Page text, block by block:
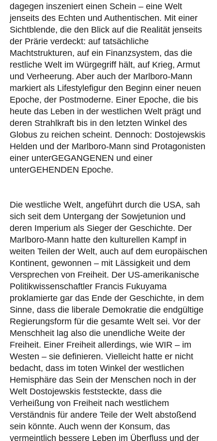
dagegen inszeniert einen Schein – eine Welt
jenseits des Echten und Authentischen. Mit einer
Sichtblende, die den Blick auf die Realität jenseits
der Prärie verdeckt: auf tatsächliche
Machtstrukturen, auf ein Finanzsystem, das die
restliche Welt im Würgegriff hält, auf Krieg, Armut
und Verheerung. Aber auch der Marlboro-Mann
markiert als Lifestylefigur den Beginn einer neuen
Epoche, der Postmoderne. Einer Epoche, die bis
heute das Leben in der westlichen Welt prägt und
deren Strahlkraft bis in den letzten Winkel des
Globus zu reichen scheint. Dennoch: Dostojewskis
Helden und der Marlboro-Mann sind Protagonisten
einer unterGEGANGENEN und einer
unterGEHENDEN Epoche.
Die westliche Welt, angeführt durch die USA, sah
sich seit dem Untergang der Sowjetunion und
deren Imperium als Sieger der Geschichte. Der
Marlboro-Mann hatte den kulturellen Kampf in
weiten Teilen der Welt, auch auf dem europäischen
Kontinent, gewonnen – mit Lässigkeit und dem
Versprechen von Freiheit. Der US-amerikanische
Politikwissenschaftler Francis Fukuyama
proklamierte gar das Ende der Geschichte, in dem
Sinne, dass die liberale Demokratie die endgültige
Regierungsform für die gesamte Welt sei. Vor der
Menschheit lag also die unendliche Weite der
Freiheit. Einer Freiheit allerdings, wie WIR – im
Westen – sie definieren. Vielleicht hatte er nicht
bedacht, dass im toten Winkel der westlichen
Hemisphäre das Sein der Menschen noch in der
Welt Dostojewskis feststeckte, dass die
Verheißung von Freiheit nach westlichem
Verständnis für andere Teile der Welt abstoßend
sein könnte. Auch wenn der Konsum, das
vermeintlich bessere Leben im Überfluss und der